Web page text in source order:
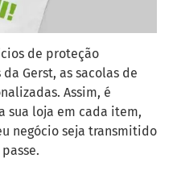
de proteção
Gerst, as sacolas de
Assim, é
sua loja em cada item,
negócio seja transmitido